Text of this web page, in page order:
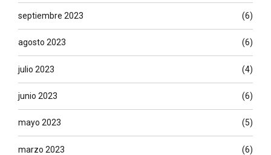
septiembre 2023 (6)
agosto 2023 (6)
julio 2023 (4)
junio 2023 (6)
mayo 2023 (5)
marzo 2023 (6)